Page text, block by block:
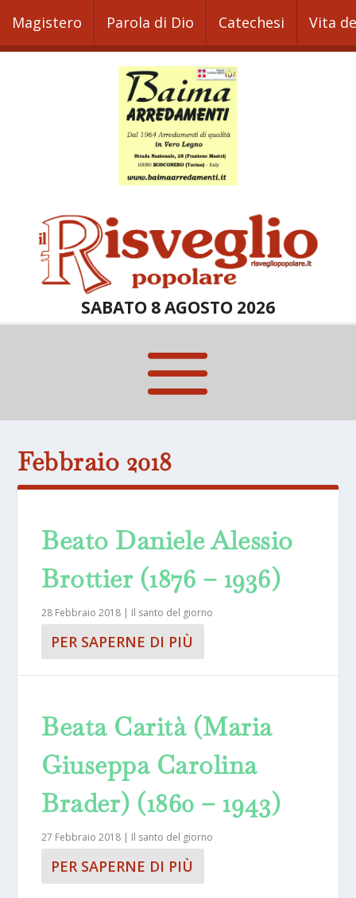
Magistero Parola di Dio Catechesi Vita
SABATO 8 AGOSTO 2026
Febbraio 2018
Beato Daniele Alessio
Brottier (1876 – 1936)
28 Febbraio 2018 | Il santo del giorno
PER SAPERNE DI PIÙ
Beata Carità (Maria
Giuseppa Carolina
Brader) (1860 – 1943)
27 Febbraio 2018 | Il santo del giorno
PER SAPERNE DI PIÙ